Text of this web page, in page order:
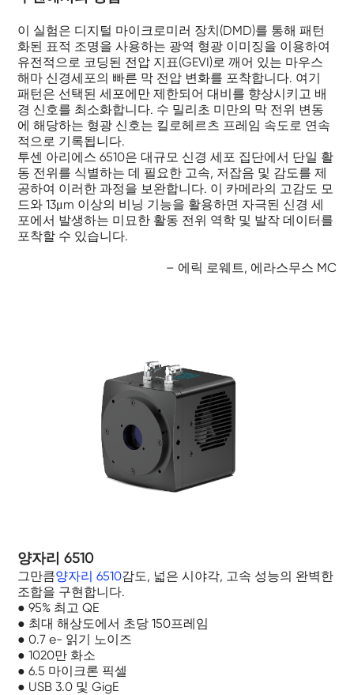
이 실험은 디지털 마이크로미러 장치(DMD)를 통해 패턴
화된 표적 조명을 사용하는 광역 형광 이미징을 이용하여
유전적으로 코딩된 전압 지표(GEVI)로 깨어 있는 마우스
해마 신경세포의 빠른 막 전압 변화를 포착합니다. 여기
패턴은 선택된 세포에만 제한되어 대비를 향상시키고 배
경 신호를 최소화합니다. 수 밀리초 미만의 막 전위 변동
에 해당하는 형광 신호는 킬로헤르츠 프레임 속도로 연속
적으로 기록됩니다.
투센 아리에스 6510은 대규모 신경 세포 집단에서 단일 활
동 전위를 식별하는 데 필요한 고속, 저잡음 및 감도를 제
공하여 이러한 과정을 보완합니다. 이 카메라의 고감도 모
드와 13μm 이상의 비닝 기능을 활용하면 자극된 신경 세
포에서 발생하는 미묘한 활동 전위 역학 및 발작 데이터를
포착할 수 있습니다.
– 에릭 로웨트, 에라스무스 MC
양자리 6510
그만큼양자리 6510감도, 넓은 시야각, 고속 성능의 완벽한
조합을 구현합니다.
● 95% 최고 QE
● 최대 해상도에서 초당 150프레임
● 0.7 e- 읽기 노이즈
● 1020만 화소
● 6.5 마이크론 픽셀
● USB 3.0 및 GigE